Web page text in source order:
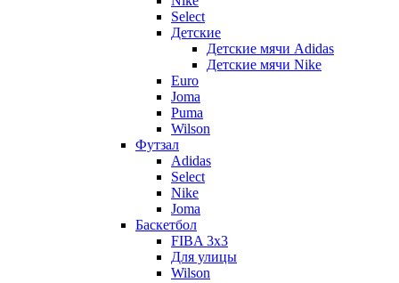
Select
Детские
Детские мячи Adidas
Детские мячи Nike
Euro
Joma
Puma
Wilson
Футзал
Adidas
Select
Nike
Joma
Баскетбол
FIBA 3x3
Для улицы
Wilson